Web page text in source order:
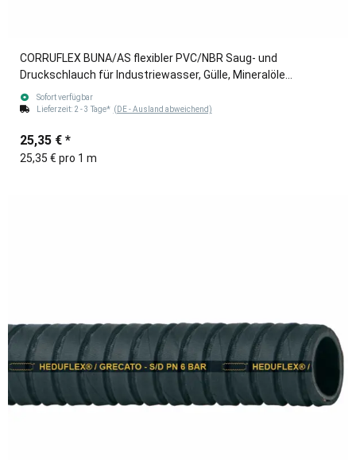
CORRUFLEX BUNA/AS flexibler PVC/NBR Saug- und
Druckschlauch für Industriewasser, Gülle, Mineralöle
blau/schwarz 76mm (3")
Sofort verfügbar
Lieferzeit: 2 - 3 Tage* (DE - Ausland abweichend)
25,35 € *
25,35 € pro 1 m